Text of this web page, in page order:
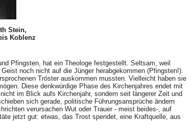
Stein,
Koblenz
Pfingsten, hat ein Theologe festgestellt. Seltsam, weil
noch nicht auf die Jünger herabgekommen (Pfingsten!).
Tröster auskommen mussten. Vielleicht haben sie
Diese denkwürdige Phase des Kirchenjahres endet mit
im Blick aufs Kirchenjahr, sondern seit längerer Zeit und
sich gerade, politische Führungsansprüche ändern
verursachen Wut oder Trauer - meist beides-, auf
jetzt gut: etwas, das Trost spendet, eine Kraftquelle, aus